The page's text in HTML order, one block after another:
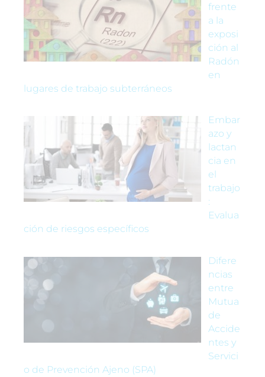
frente
a la
exposi
ción al
Radón
en
lugares de trabajo subterráneos
Embar
azo y
lactan
cia en
el
trabajo
:
Evalua
ción de riesgos específicos
Difere
ncias
entre
Mutua
de
Accide
ntes y
Servici
o de Prevención Ajeno (SPA)